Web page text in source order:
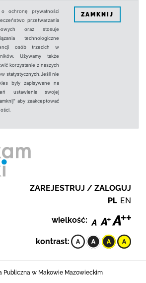
ochronę prywatności
przetwarzania
oraz stosuje
technologiczne
osób trzecich w
Używamy także
korzystanie z naszych
statystycznych.Jeśli nie
były zapisywane na
ustawienia swojej
aby zaakceptować
ZAMKNIJ
ZAREJESTRUJ / ZALOGUJ
PL EN
wielkość:
kontrast:
Publiczna w Makowie Mazowieckim